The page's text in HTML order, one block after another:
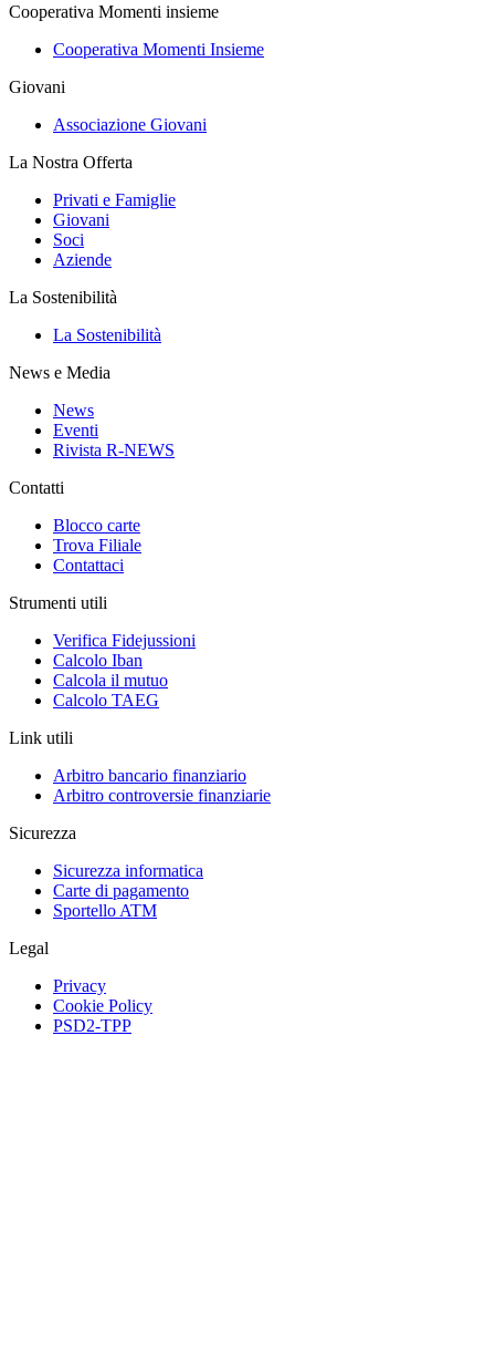
Cooperativa Momenti insieme
Cooperativa Momenti Insieme
Giovani
Associazione Giovani
La Nostra Offerta
Privati e Famiglie
Giovani
Soci
Aziende
La Sostenibilità
La Sostenibilità
News e Media
News
Eventi
Rivista R-NEWS
Contatti
Blocco carte
Trova Filiale
Contattaci
Strumenti utili
Verifica Fidejussioni
Calcolo Iban
Calcola il mutuo
Calcolo TAEG
Link utili
Arbitro bancario finanziario
Arbitro controversie finanziarie
Sicurezza
Sicurezza informatica
Carte di pagamento
Sportello ATM
Legal
Privacy
Cookie Policy
PSD2-TPP